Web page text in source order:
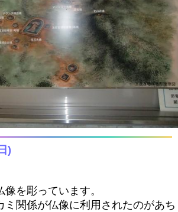
)
を彫っています。
ミ関係が仏像に利用されたのがあち